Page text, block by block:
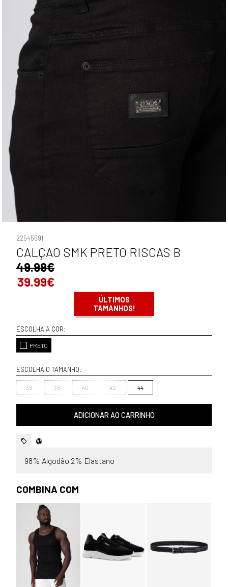
22545591
CALÇAO SMK PRETO RISCAS B
49.99€
39.99€
ÚLTIMOS
TAMANHOS!
ESCOLHA A COR:
PRETO
ESCOLHA O TAMANHO:
36 38 40 42 44
ADICIONAR AO CARRINHO
98% Algodão 2% Elastano
COMBINA COM